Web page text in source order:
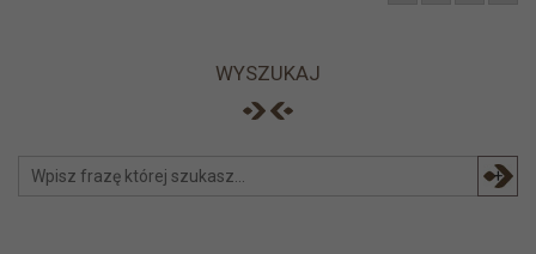
WYSZUKAJ
+